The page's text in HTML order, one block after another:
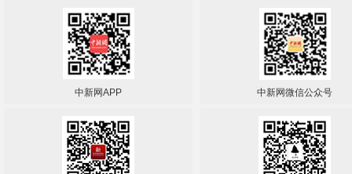
中新网APP 中新网微信公众号